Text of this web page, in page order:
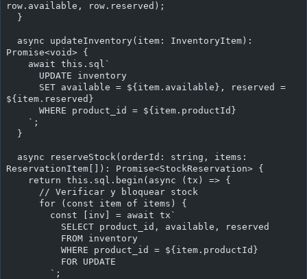
row.available, row.reserved);
  }
Promise<void> {
    await this.sql`
      UPDATE inventory
${item.reserved}
      WHERE product_id = ${item.productId}
    `;
  }
ReservationItem[]): Promise<StockReservation> {
    return this.sql.begin(async (tx) => {
      // Verificar y bloquear stock
      for (const item of items) {
        const [inv] = await tx`
          SELECT product_id, available, reserved
          FROM inventory
          WHERE product_id = ${item.productId}
          FOR UPDATE
        `;